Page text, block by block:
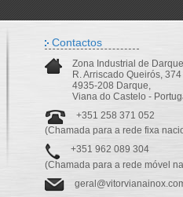
Contactos
Zona Industrial de Darque
R. Arriscado Queirós, 374
4935-208 Darque,
Viana do Castelo -
+351 258 371 052
(Chamada para a rede fixa
+351 962 089 304
(Chamada para a rede móvel